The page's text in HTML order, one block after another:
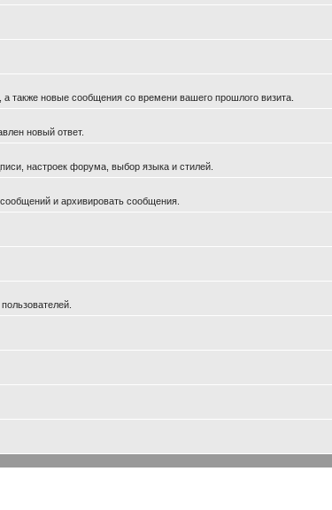
также новые сообщения со времени вашего прошлого визита.
новый ответ.
настроек форума, выбор языка и стилей.
и архивировать сообщения.